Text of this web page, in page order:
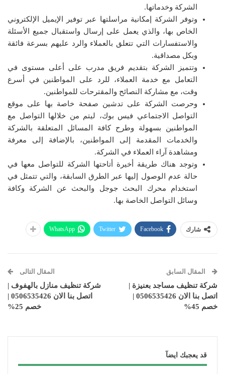
الشركة وخدماتها.
وتوفر الشركة إمكانية مراسلتها عبر توفير الإيميل الإلكتروني
الخاص بها، والذي يعمل على إرسال واستقبال جميع الأسئلة
والاستفسارات التي تتعلق بالعملاء والرد عليهم بسرعة فائقة
وبكل مصداقية.
وتتميز الشركة بتقديم فريق مدرب على أعلى مستوى في
التعامل مع خدمة العملاء، للرد على المواطنين في أسرع
وقت، مع مشاركة النصائح والمقترحات للمواطنين.
وحرصت الشركة على تدشين صفحة خاصة بها على موقع
التواصل الاجتماعي فيس بوك، ليتم من خلالها التواصل مع
المواطنين بسهولة وطرح كافة المسائل المتعلقة بالشركة
والخدمات المقدمة إلى المواطنين، بالإضافة إلى معرفة
ومشاهدة آراء العملاء في الشركة.
وتوجد هناك طريقة أخيرة أتاحتها الشركة للتواصل معها في
حالة عدم الوصول إليها عبر الطرق السابقة، والتي تتمثل في
استخدام محرك البحث جوجل والبحث عن الشركة وكافة
وسائل التواصل الخاصة بها.
شارك Facebook
Twitter
WhatsApp
المقال السابق
شركة تنظيف مساجد بعنيزة |
اتصل بنا الان 0506535426 |
خصم 45%
المقال التالى
شركة تنظيف منازل بالهفوف |
اتصل بنا الان 0506535426 |
خصم 25%
قد يعجبك ايضآ